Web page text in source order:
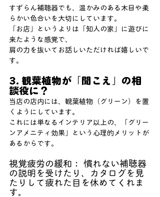
すずらん補聴器でも、温かみのある木目や柔
らかい色合いを大切にしています。
「お店」というよりは「知人の家」に遊びに
来たような感覚で、
肩の力を抜いてお話しいただければ嬉しいで
す。
3. 観葉植物が「聞こえ」の相
談役に？
当店の店内には、観葉植物（グリーン）を置
くようにしています。
これには単なるインテリア以上の、「グリー
ンアメニティ効果」という心理的メリットが
あるからです。
視覚疲労の緩和： 慣れない補聴器
の説明を受けたり、カタログを見
たりして疲れた目を休めてくれま
す。